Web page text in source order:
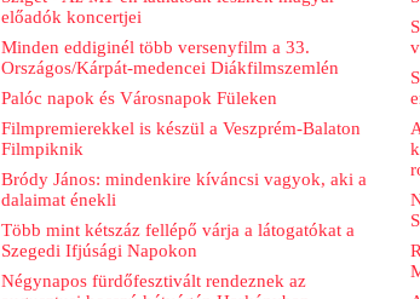
előadók koncertjei
Minden eddiginél több versenyfilm a 33.
Országos/Kárpát-medencei Diákfilmszemlén
Palóc napok és Városnapok Füleken
Filmpremierekkel is készül a Veszprém-Balaton
Filmpiknik
Bródy János: mindenkire kíváncsi vagyok, aki a
dalaimat énekli
Több mint kétszáz fellépő várja a látogatókat a
Szegedi Ifjúsági Napokon
Négynapos fürdőfesztivált rendeznek az